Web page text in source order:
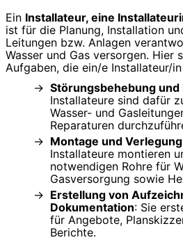
Ein Installateur, eine
ist für die Planung, Installation
Leitungen bzw. Anlagen
Wasser und Gas versorgen. Hier
Aufgaben, die ein/e Installateur/
Störungsbehebung
Installateure sind dafür
Wasser- und
Reparaturen
Montage und
Installateure montieren
notwendigen Rohre für
Gasversorgung sowie
Erstellung von
Dokumentation: Sie
für Angebote,
Berichte.